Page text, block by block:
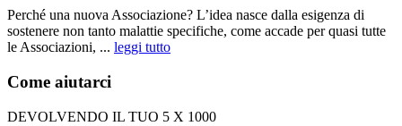
Perché una nuova Associazione? L’idea nasce dalla esigenza di
sostenere non tanto malattie specifiche, come accade per quasi tutte
le Associazioni, ... leggi tutto
Come aiutarci
DEVOLVENDO IL TUO 5 X 1000